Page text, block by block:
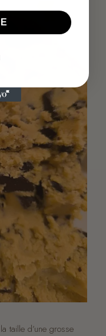
taille d’une grosse